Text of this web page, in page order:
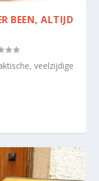
BEEN, ALTIJD
veelzijdige